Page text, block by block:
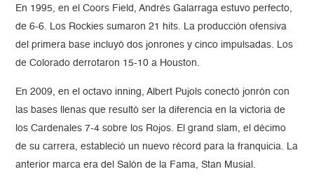
En 1995, en el Coors Field, Andrés Galarraga estuvo perfecto,
de 6-6. Los Rockies sumaron 21 hits. La producción ofensiva
del primera base incluyó dos jonrones y cinco impulsadas. Los
de Colorado derrotaron 15-10 a Houston.
En 2009, en el octavo inning, Albert Pujols conectó jonrón con
las bases llenas que resultó ser la diferencia en la victoria de
los Cardenales 7-4 sobre los Rojos. El grand slam, el décimo
de su carrera, estableció un nuevo récord para la franquicia. La
anterior marca era del Salón de la Fama, Stan Musial.